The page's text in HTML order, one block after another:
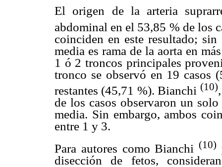
El origen de la arteria
abdominal en el 53,85 % de los
coinciden en este resultado;
media es rama de la aorta en
1 ó 2 troncos principales
tronco se observó en 19 casos
restantes (45,71 %). Bianchi (10)
de los casos observaron un
media. Sin embargo, ambos
entre 1 y 3.
Para autores como Bianchi (10)
disección de fetos,